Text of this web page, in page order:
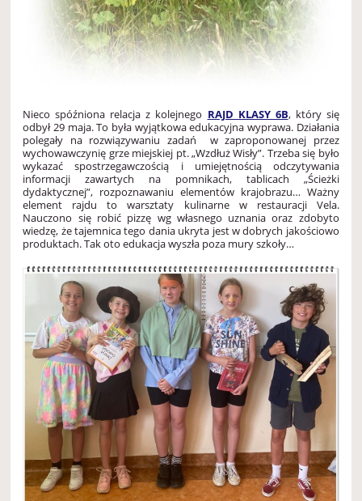
Nieco spóźniona relacja z kolejnego RAJD KLASY 6B, który się
odbył 29 maja. To była wyjątkowa edukacyjna wyprawa. Działania
polegały na rozwiązywaniu zadań w zaproponowanej przez
wychowawczynię grze miejskiej pt. „Wzdłuż Wisły”. Trzeba się było
wykazać spostrzegawczością i umiejętnością odczytywania
informacji zawartych na pomnikach, tablicach „Ścieżki
dydaktycznej”, rozpoznawaniu elementów krajobrazu… Ważny
element rajdu to warsztaty kulinarne w restauracji Vela.
Nauczono się robić pizzę wg własnego uznania oraz zdobyto
wiedzę, że tajemnica tego dania ukryta jest w dobrych jakościowo
produktach. Tak oto edukacja wyszła poza mury szkoły…